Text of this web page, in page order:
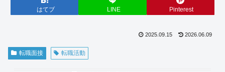
はてブ LINE Pinterest
2025.09.15 2026.06.09
転職面接 転職活動